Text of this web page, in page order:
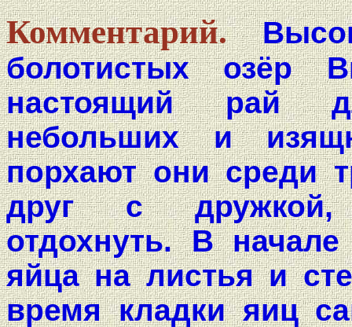
Комментарий.
болотистых озёр
настоящий рай
небольших и
порхают они среди
друг с дружкой,
отдохнуть. В
яйца на листья и
время кладки яиц